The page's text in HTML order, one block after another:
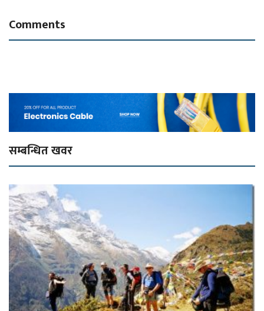
Comments
सम्बन्धित खवर